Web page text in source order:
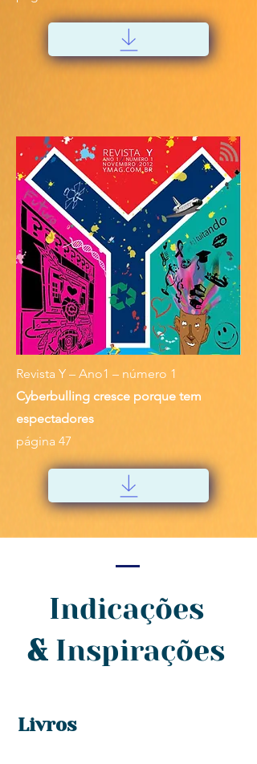
Revista Y – Ano1 – número 1
Cyberbulling cresce porque tem
espectadores
página 47
Indicações
& Inspirações
Livros